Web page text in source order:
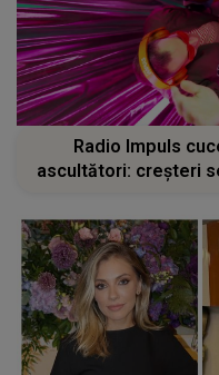
Radio Impuls
ascultători: creșteri